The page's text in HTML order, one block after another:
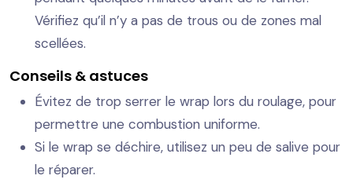
Vérifiez qu’il n’y a pas de trous ou de zones mal
scellées.
Conseils & astuces
Évitez de trop serrer le wrap lors du roulage, pour
permettre une combustion uniforme.
Si le wrap se déchire, utilisez un peu de salive pour
le réparer.